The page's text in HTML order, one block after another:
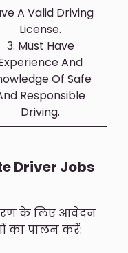
A Valid Driving
License.
3. Must Have
And
Of Safe
Responsible
Driving.
Driver Jobs
के लिए आवेदन
का पालन करें: